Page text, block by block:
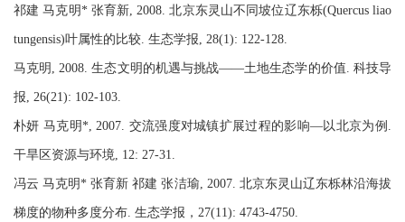
祁建 马克明* 张育新, 2008. 北京东灵山不同坡位辽东栎(Quercus liao
tungensis)叶属性的比较. 生态学报, 28(1): 122-128.
马克明, 2008. 生态文明的机遇与挑战——土地生态学的价值. 科技导
报, 26(21): 102-103.
朴妍 马克明*, 2007. 交流强度对城镇扩展过程的影响—以北京为例.
干旱区资源与环境, 12: 27-31.
冯云 马克明* 张育新 祁建 张洁瑜, 2007. 北京东灵山辽东栎林沿海拔
梯度的物种多度分布. 生态学报，27(11): 4743-4750.